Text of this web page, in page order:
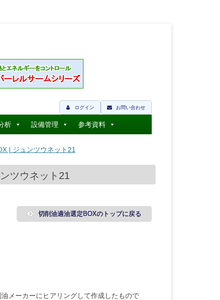
お問い合わせ
ログイン
析 設備管理 参考資料
| ジュンツウネット21
ツウネット21
切削油適油選定BOXのトップに戻る
メーカーにヒアリングして作成したもので